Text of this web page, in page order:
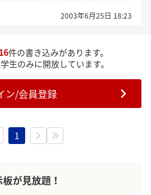
るか分からないのですが、皆
2003年6月25日 18:23
16件の書き込みがあります。
生のみに開放しています。
ン/会員登録
1
が見放題！